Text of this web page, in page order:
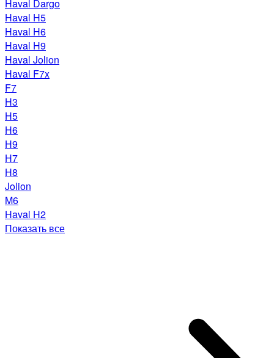
Haval Dargo
Haval H5
Haval H6
Haval H9
Haval Jolion
Haval F7x
F7
H3
H5
H6
H9
H7
H8
Jolion
M6
Haval H2
Показать все